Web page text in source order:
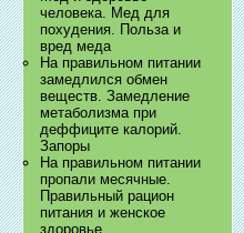
человека. Мед для
похудения. Польза и
вред меда
На правильном питании
замедлился обмен
веществ. Замедление
метаболизма при
деффиците калорий.
Запоры
На правильном питании
пропали месячные.
Правильный рацион
питания и женское
здоровье